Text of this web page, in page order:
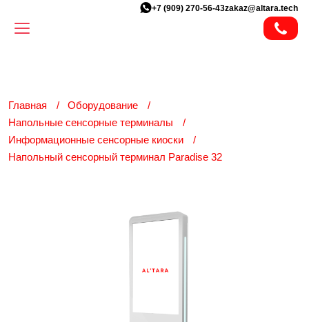
+7 (909) 270-56-43zakaz@altara.tech
Главная
Оборудование
Напольные сенсорные терминалы
Информационные сенсорные киоски
Напольный сенсорный терминал Paradise 32